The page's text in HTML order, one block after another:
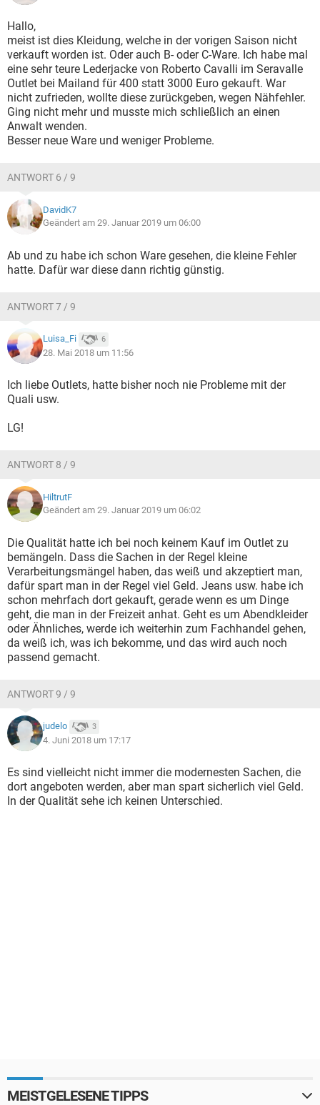
Hallo,
meist ist dies Kleidung, welche in der vorigen Saison nicht
verkauft worden ist. Oder auch B- oder C-Ware. Ich habe mal
eine sehr teure Lederjacke von Roberto Cavalli im Seravalle
Outlet bei Mailand für 400 statt 3000 Euro gekauft. War
nicht zufrieden, wollte diese zurückgeben, wegen Nähfehler.
Ging nicht mehr und musste mich schließlich an einen
Anwalt wenden.
Besser neue Ware und weniger Probleme.
ANTWORT 6 / 9
DavidK7
Geändert am 29. Januar 2019 um 06:00
Ab und zu habe ich schon Ware gesehen, die kleine Fehler
hatte. Dafür war diese dann richtig günstig.
ANTWORT 7 / 9
Luisa_Fi 6
28. Mai 2018 um 11:56
Ich liebe Outlets, hatte bisher noch nie Probleme mit der
Quali usw.
LG!
ANTWORT 8 / 9
HiltrutF
Geändert am 29. Januar 2019 um 06:02
Die Qualität hatte ich bei noch keinem Kauf im Outlet zu
bemängeln. Dass die Sachen in der Regel kleine
Verarbeitungsmängel haben, das weiß und akzeptiert man,
dafür spart man in der Regel viel Geld. Jeans usw. habe ich
schon mehrfach dort gekauft, gerade wenn es um Dinge
geht, die man in der Freizeit anhat. Geht es um Abendkleider
oder Ähnliches, werde ich weiterhin zum Fachhandel gehen,
da weiß ich, was ich bekomme, und das wird auch noch
passend gemacht.
ANTWORT 9 / 9
judelo 3
4. Juni 2018 um 17:17
Es sind vielleicht nicht immer die modernesten Sachen, die
dort angeboten werden, aber man spart sicherlich viel Geld.
In der Qualität sehe ich keinen Unterschied.
MEISTGELESENE TIPPS